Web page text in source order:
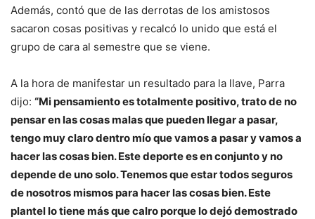
Además, contó que de las derrotas de los amistosos
sacaron cosas positivas y recalcó lo unido que está el
grupo de cara al semestre que se viene.
A la hora de manifestar un resultado para la llave, Parra
dijo: “Mi pensamiento es totalmente positivo, trato de no
pensar en las cosas malas que pueden llegar a pasar,
tengo muy claro dentro mío que vamos a pasar y vamos a
hacer las cosas bien. Este deporte es en conjunto y no
depende de uno solo. Tenemos que estar todos seguros
de nosotros mismos para hacer las cosas bien. Este
plantel lo tiene más que calro porque lo dejó demostrado